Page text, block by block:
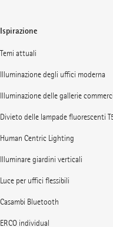
Ispirazione
Temi attuali
Illuminazione degli uffici moderna
Illuminazione delle gallerie
Divieto delle lampade fluorescenti
Human Centric Lighting
Illuminare giardini verticali
Luce per uffici flessibili
Casambi Bluetooth
ERCO individual